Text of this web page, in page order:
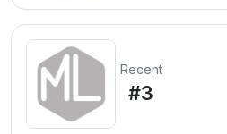
Recent
#3